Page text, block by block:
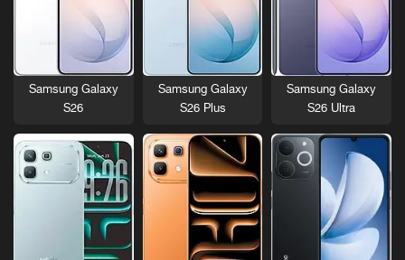
Samsung Galaxy
S26 Ultra
Samsung Galaxy
S26 Plus
Samsung Galaxy
S26